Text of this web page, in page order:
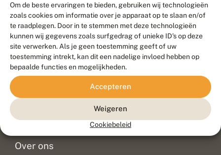
Om de beste ervaringen te bieden, gebruiken wij technologieën
zoals cookies om informatie over je apparaat op te slaan en/of
te raadplegen. Door in te stemmen met deze technologieën
kunnen wij gegevens zoals surfgedrag of unieke ID's op deze
site verwerken. Als je geen toestemming geeft of uw
toestemming intrekt, kan dit een nadelige invloed hebben op
bepaalde functies en mogelijkheden.
Accepteren
Weigeren
Cookiebeleid
Contact
Veelgestelde vragen
Doneer
Over ons
Meld waarnemingen© 2026 Vlinderstichting
Duurzaam ontwikkeld door
Go2People
, ontworpen door
Blue Field Agency
Privacy
Disclaimer
Sitemap